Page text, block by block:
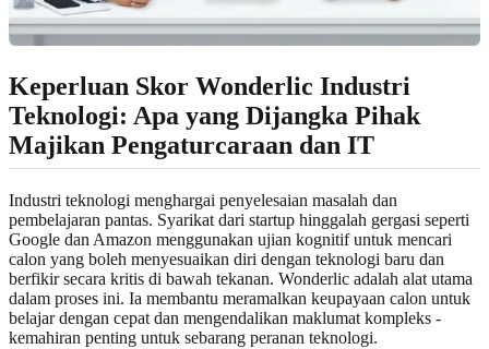
Keperluan Skor Wonderlic Industri
Teknologi: Apa yang Dijangka Pihak
Majikan Pengaturcaraan dan IT
Industri teknologi menghargai penyelesaian masalah dan
pembelajaran pantas. Syarikat dari startup hinggalah gergasi seperti
Google dan Amazon menggunakan ujian kognitif untuk mencari
calon yang boleh menyesuaikan diri dengan teknologi baru dan
berfikir secara kritis di bawah tekanan. Wonderlic adalah alat utama
dalam proses ini. Ia membantu meramalkan keupayaan calon untuk
belajar dengan cepat dan mengendalikan maklumat kompleks -
kemahiran penting untuk sebarang peranan teknologi.